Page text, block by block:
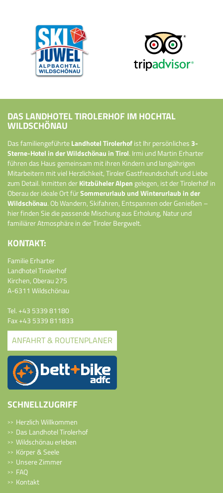
DAS LANDHOTEL TIROLERHOF IM HOCHTAL
WILDSCHÖNAU
Das familiengeführteLandhotel Tirolerhofist Ihr persönliches 3-
Sterne-Hotel in der Wildschönau in Tirol. Irmi und Martin Erharter
führen das Haus gemeinsam mit ihren Kindern und langjährigen
Mitarbeitern mit viel Herzlichkeit, Tiroler Gastfreundschaft und Liebe
zum Detail. Inmitten derKitzbüheler Alpengelegen, ist der Tirolerhof in
Oberau der ideale Ort fürSommerurlaub und Winterurlaub in der
Wildschönau. Ob Wandern, Skifahren, Entspannen oder Genießen –
hier finden Sie die passende Mischung aus Erholung, Natur und
familiärer Atmosphäre in der Tiroler Bergwelt.
KONTAKT:
Familie Erharter
Landhotel Tirolerhof
Kirchen, Oberau 275
A-6311 Wildschönau
Tel.+43 5339 81180
Fax +43 5339 811833
ANFAHRT & ROUTENPLANER
SCHNELLZUGRIFF
Herzlich Willkommen
Das Landhotel Tirolerhof
Wildschönau erleben
Körper & Seele
Unsere Zimmer
FAQ
Kontakt